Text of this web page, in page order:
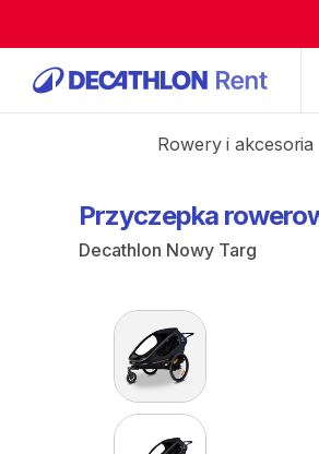
Rowery i akcesoria
Przyczepka
Decathlon Nowy Targ